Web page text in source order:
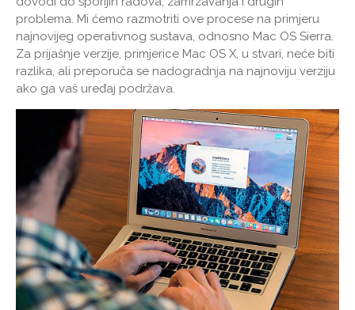
problema. Mi ćemo razmotriti ove procese na primjeru
najnovijeg operativnog sustava, odnosno Mac OS Sierra.
Za prijašnje verzije, primjerice Mac OS X, u stvari, neće biti
razlika, ali preporuča se nadogradnja na najnoviju verziju
ako ga vaš uređaj podržava.